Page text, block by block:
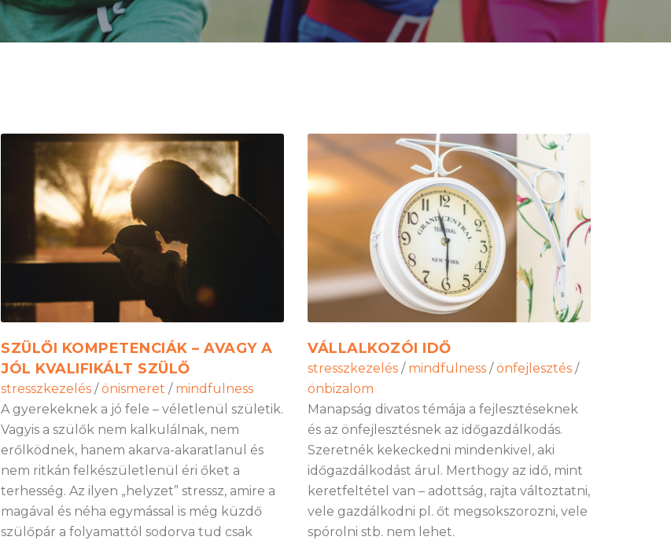
SZÜLŐI KOMPETENCIÁK – AVAGY A
JÓL KVALIFIKÁLT SZÜLŐ
stresszkezelés / önismeret / mindfulness
A gyerekeknek a jó fele – véletlenül születik.
Vagyis a szülők nem kalkulálnak, nem
erőlködnek, hanem akarva-akaratlanul és
nem ritkán felkészületlenül éri őket a
terhesség. Az ilyen „helyzet” stressz, amire a
magával és néha egymással is még küzdő
szülőpár a folyamattól sodorva tud csak
VÁLLALKOZÓI IDŐ
stresszkezelés / mindfulness / önfejlesztés /
önbizalom
Manapság divatos témája a fejlesztéseknek
és az önfejlesztésnek az időgazdálkodás.
Szeretnék kekeckedni mindenkivel, aki
időgazdálkodást árul. Merthogy az idő, mint
keretfeltétel van – adottság, rajta változtatni,
vele gazdálkodni pl. őt megsokszorozni, vele
spórolni stb. nem lehet.